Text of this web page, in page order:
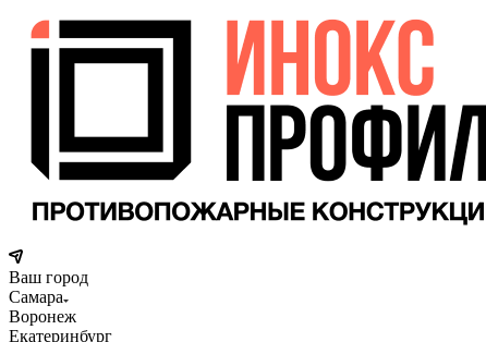
Ваш город
Самара
Воронеж
Екатеринбург